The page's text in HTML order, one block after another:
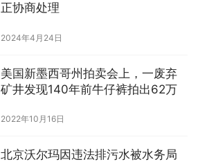
正协商处理
2024年4月24日
美国新墨西哥州拍卖会上，一废弃
矿井发现140年前牛仔裤拍出62万
2022年10月16日
北京沃尔玛因违法排污水被水务局